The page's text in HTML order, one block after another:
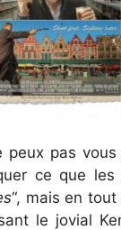
peux pas
ce que
“, mais en
le jovial